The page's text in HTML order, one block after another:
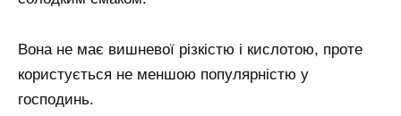
Вона не має вишневої різкістю і кислотою, проте
користується не меншою популярністю у
господинь.